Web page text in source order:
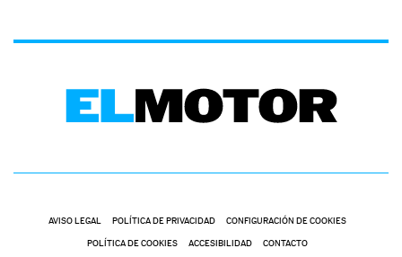
AVISO LEGAL POLÍTICA DE PRIVACIDAD CONFIGURACIÓN DE COOKIES
POLÍTICA DE COOKIES ACCESIBILIDAD CONTACTO